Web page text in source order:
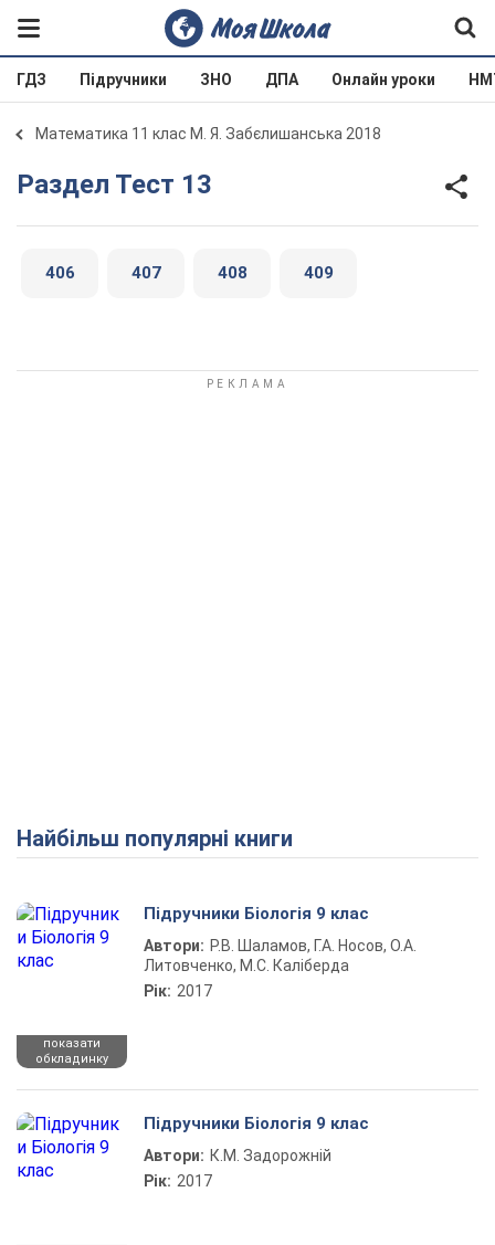
ГДЗ Підручники ЗНО ДПА Онлайн уроки
Математика 11 клас М. Я. Забєлишанська 2018
Раздел Тест 13
406 407 408 409
Найбільш популярні книги
показати
обкладинку
Підручники Біологія 9 клас
Автори: Р.В. Шаламов, Г.А. Носов, О.А.
Литовченко, М.С. Каліберда
Рік: 2017
Підручники Біологія 9 клас
Автори: К.М. Задорожній
Рік: 2017